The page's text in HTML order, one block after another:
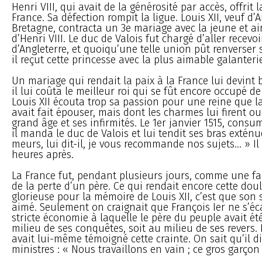
Henri VIII, qui avait de la générosité par accès, offrit
France. Sa défection rompit la ligue. Louis XII, veuf
Bretagne, contracta un 3e mariage avec la jeune et
d’Henri VIII. Le duc de Valois fut chargé d’aller
d’Angleterre, et quoiqu’une telle union pût renverser
il reçut cette princesse avec la plus aimable
Un mariage qui rendait la paix à la France lui devint
il lui coûta le meilleur roi qui se fût encore occupé
Louis XII écouta trop sa passion pour une reine que
avait fait épouser, mais dont les charmes lui firent
grand âge et ses infirmités. Le 1er janvier 1515,
il manda le duc de Valois et lui tendit ses bras
meurs, lui dit-il, je vous recommande nos sujets... »
heures après.
La France fut, pendant plusieurs jours, comme une
de la perte d’un père. Ce qui rendait encore cette
glorieuse pour la mémoire de Louis XII, c’est que son
aimé. Seulement on craignait que François Ier ne
stricte économie à laquelle le père du peuple avait
milieu de ses conquêtes, soit au milieu de ses
avait lui-même témoigné cette crainte. On sait qu’il
ministres : « Nous travaillons en vain ; ce gros